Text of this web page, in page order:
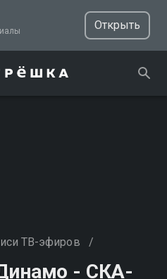
и сериалы
Открыть
ТВ-эфиров /
- СКА-